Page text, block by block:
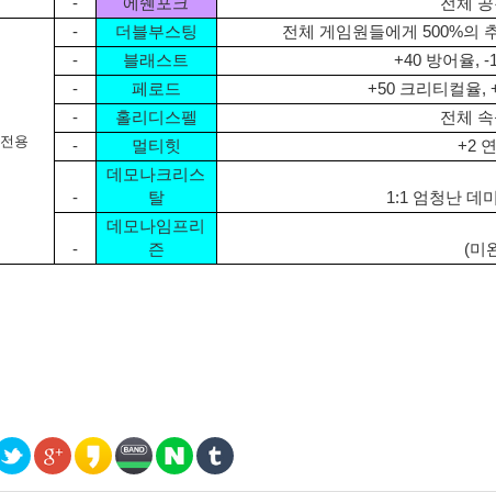
용
- 더블부스팅 전체 게임원들에게 500%의
- 블래스트 +40 방어율, -
- 페로드 +50 크리티컬율,
- 홀리디스펠 전체
- 멀티힛 +2
-
데모나크리스
탈
1:1 엄청난 데
-
데모나임프리
즌
(미